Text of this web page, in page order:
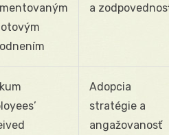
a
Adopcia
stratégie a
angažovanosť